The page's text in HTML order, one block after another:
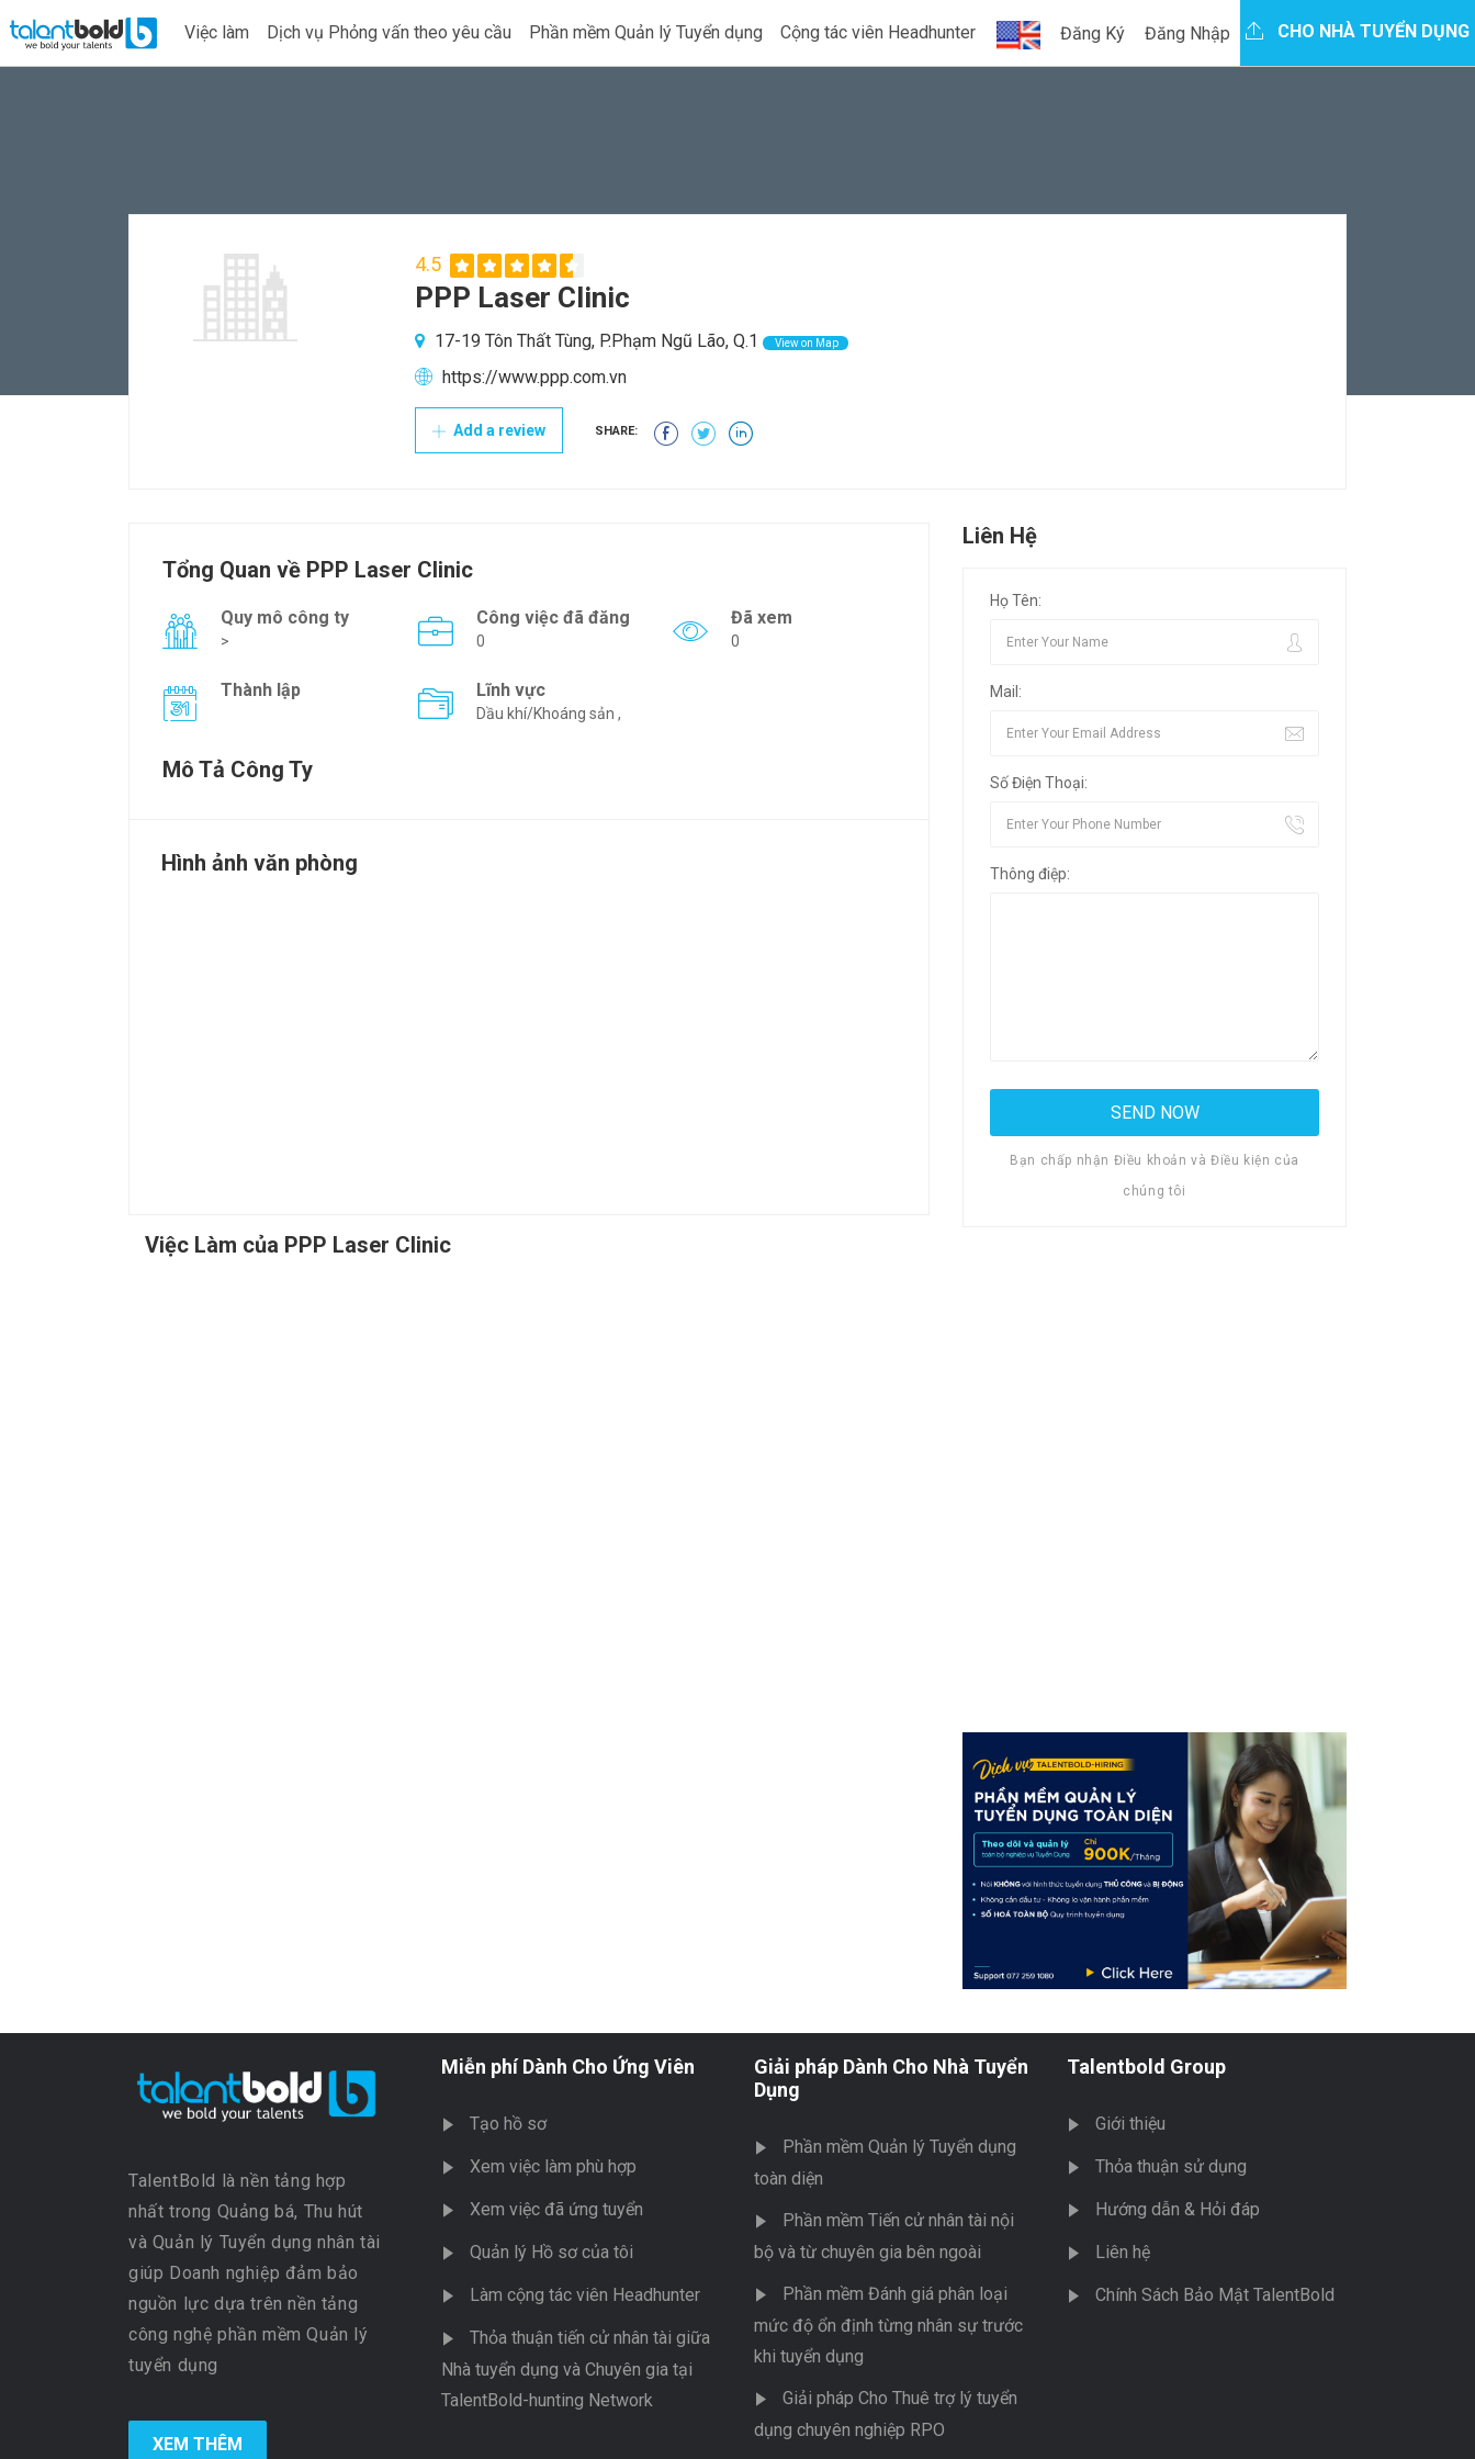
Việc làm Dịch vụ Phỏng vấn theo yêu cầu Phần mềm Quản lý Tuyển dụng Cộng tác viên Headhunter Đăng Ký Đăng Nhập CHO NHÀ TUYỂN DỤNG
4.5
PPP Laser Clinic
17-19 Tôn Thất Tùng, P.Phạm Ngũ Lão, Q.1 View on Map
https://www.ppp.com.vn
Add a review SHARE:
Tổng Quan về PPP Laser Clinic
Quy mô công ty
>
Công việc đã đăng
0
Đã xem
0
Thành lập Lĩnh vực
Dầu khí/Khoáng sản ,
Mô Tả Công Ty
Hình ảnh văn phòng
Việc Làm của PPP Laser Clinic
Liên Hệ
Họ Tên:
Mail:
Số Điện Thoại:
Thông điệp:
Bạn chấp nhận Điều khoản và Điều kiện của
chúng tôi
TalentBold là nền tảng hợp
nhất trong Quảng bá, Thu hút
và Quản lý Tuyển dụng nhân tài
giúp Doanh nghiệp đảm bảo
nguồn lực dựa trên nền tảng
công nghệ phần mềm Quản lý
tuyển dụng
XEM THÊM
Miễn phí Dành Cho Ứng Viên
Tạo hồ sơ
Xem việc làm phù hợp
Xem việc đã ứng tuyển
Quản lý Hồ sơ của tôi
Làm cộng tác viên Headhunter
Thỏa thuận tiến cử nhân tài giữa
Nhà tuyển dụng và Chuyên gia tại
TalentBold-hunting Network
Giải pháp Dành Cho Nhà Tuyển
Dụng
Phần mềm Quản lý Tuyển dụng
toàn diện
Phần mềm Tiến cử nhân tài nội
bộ và từ chuyên gia bên ngoài
Phần mềm Đánh giá phân loại
mức độ ổn định từng nhân sự trước
khi tuyển dụng
Giải pháp Cho Thuê trợ lý tuyển
dụng chuyên nghiệp RPO
Talentbold Group
Giới thiệu
Thỏa thuận sử dụng
Hướng dẫn & Hỏi đáp
Liên hệ
Chính Sách Bảo Mật TalentBold